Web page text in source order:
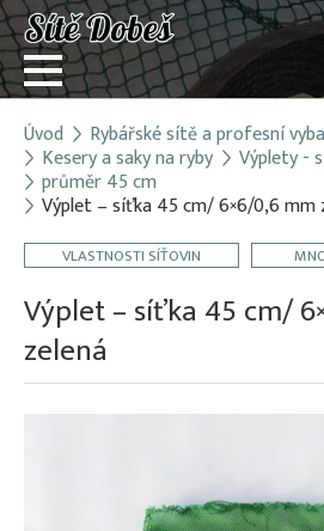
Přihlásit
Registrace
O firmě
Kontakt
Úvod Rybářské sítě a profesní
Kesery a saky na ryby Výplety -
průměr 45 cm
Výplet – síťka 45 cm/ 6×6/0,6 mm
VLASTNOSTI SÍŤOVIN
Výplet – síťka 45 cm/
zelená